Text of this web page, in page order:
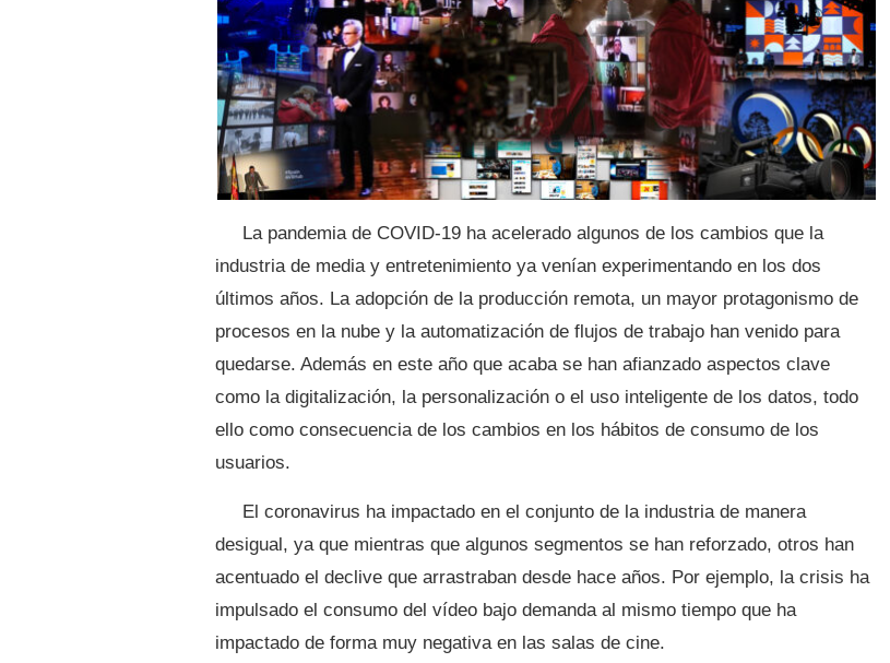
La pandemia de COVID-19 ha acelerado algunos de los cambios que la
industria de media y entretenimiento ya venían experimentando en los dos
últimos años. La adopción de la producción remota, un mayor protagonismo de
procesos en la nube y la automatización de flujos de trabajo han venido para
quedarse. Además en este año que acaba se han afianzado aspectos clave
como la digitalización, la personalización o el uso inteligente de los datos, todo
ello como consecuencia de los cambios en los hábitos de consumo de los
usuarios.
El coronavirus ha impactado en el conjunto de la industria de manera
desigual, ya que mientras que algunos segmentos se han reforzado, otros han
acentuado el declive que arrastraban desde hace años. Por ejemplo, la crisis ha
impulsado el consumo del vídeo bajo demanda al mismo tiempo que ha
impactado de forma muy negativa en las salas de cine.